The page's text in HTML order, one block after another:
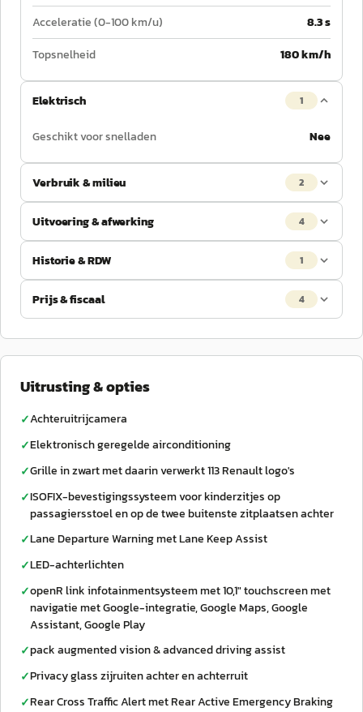
Acceleratie (0-100 km/u)
8.3 s
Topsnelheid
180 km/h
Elektrisch 1
Geschikt voor snelladen Nee
Verbruik & milieu 2
Uitvoering & afwerking 4
Historie & RDW 1
Prijs & fiscaal 4
Uitrusting & opties
✓Achteruitrijcamera
✓Elektronisch geregelde airconditioning
✓Grille in zwart met daarin verwerkt 113 Renault logo's
✓ISOFIX-bevestigingssysteem voor kinderzitjes op
passagiersstoel en op de twee buitenste zitplaatsen achter
✓Lane Departure Warning met Lane Keep Assist
✓LED-achterlichten
✓openR link infotainmentsysteem met 10,1" touchscreen met
navigatie met Google-integratie, Google Maps, Google
Assistant, Google Play
✓pack augmented vision & advanced driving assist
✓Privacy glass zijruiten achter en achterruit
✓Rear Cross Traffic Alert met Rear Active Emergency Braking